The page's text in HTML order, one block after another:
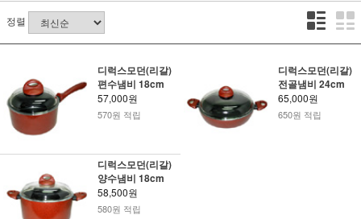
정렬
디럭스모던(리갈)
편수냄비 18cm
57,000원
570원 적립
디럭스모던(리갈)
전골냄비 24cm
65,000원
650원 적립
디럭스모던(리갈)
양수냄비 18cm
58,500원
580원 적립